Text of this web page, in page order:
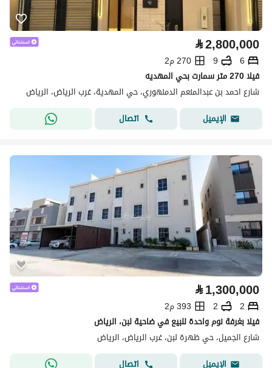
⃁2,800,000
6
9
270 م2
فيلا 270 متر سمارت بحي المهديه
شارع احمد بن عبدالمنعم الدمنهوري، حي المهدية، غرب الرياض، الرياض
الإيميل
اتصال
⃁1,300,000
2
2
393 م2
فيلا بغرفة نوم واحدة للبيع في ضاحية لبن، الرياض
شارع الجميل، حي ظهرة لبن، غرب الرياض، الرياض
الإيميل
اتصال